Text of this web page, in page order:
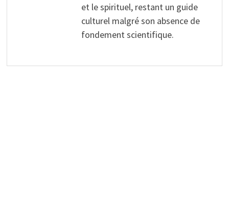
et le spirituel, restant un guide
culturel malgré son absence de
fondement scientifique.